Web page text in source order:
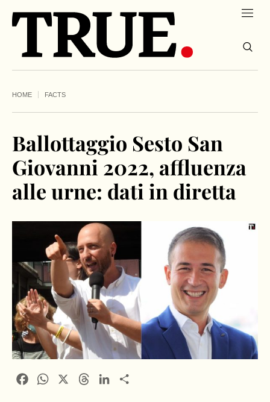
HOME FACTS
Ballottaggio Sesto San
Giovanni 2022, affluenza
alle urne: dati in diretta
FacebookWhatsApp ThreadsLinkedIn